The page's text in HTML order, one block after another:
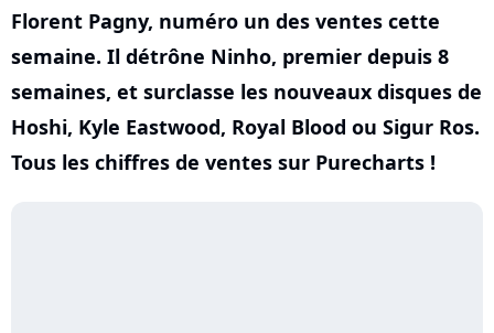
Florent Pagny, numéro un des ventes cette
semaine. Il détrône Ninho, premier depuis 8
semaines, et surclasse les nouveaux disques de
Hoshi, Kyle Eastwood, Royal Blood ou Sigur Ros.
Tous les chiffres de ventes sur Purecharts !